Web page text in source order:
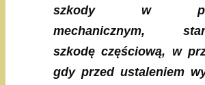
szkody w
mechanicznym,
szkodę częściową, w
gdy przed ustaleniem